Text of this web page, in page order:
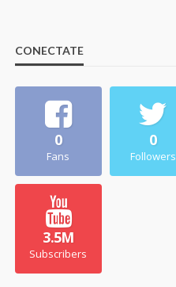
CONECTATE
0
Fans
0
Followers
3.5M
Subscribers